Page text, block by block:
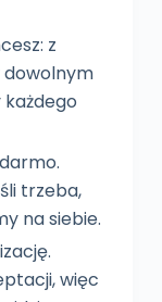
z
dowolnym
trzeba,
na siebie.
więc